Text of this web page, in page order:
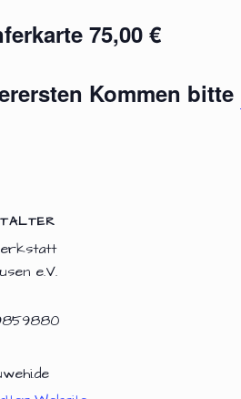
75,00 €
Kommen bitte
e.V.